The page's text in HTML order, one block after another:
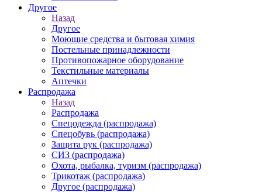
Другое
Назад
Другое
Моющие средства и бытовая химия
Постельные принадлежности
Противопожарное оборудование
Текстильные материалы
Аптечки
Распродажа
Назад
Распродажа
Спецодежда (распродажа)
Спецобувь (распродажа)
Защита рук (распродажа)
СИЗ (распродажа)
Охота, рыбалка, туризм (распродажа)
Трикотаж (распродажа)
Другое (распродажа)